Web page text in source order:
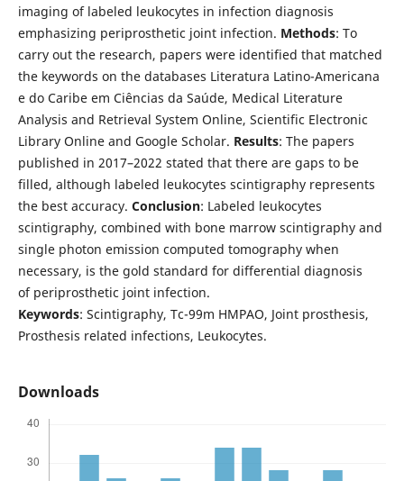
imaging of labeled leukocytes in infection diagnosis
emphasizing periprosthetic joint infection. Methods: To
carry out the research, papers were identified that matched
the keywords on the databases Literatura Latino-Americana
e do Caribe em Ciências da Saúde, Medical Literature
Analysis and Retrieval System Online, Scientific Electronic
Library Online and Google Scholar. Results: The papers
published in 2017–2022 stated that there are gaps to be
filled, although labeled leukocytes scintigraphy represents
the best accuracy. Conclusion: Labeled leukocytes
scintigraphy, combined with bone marrow scintigraphy and
single photon emission computed tomography when
necessary, is the gold standard for differential diagnosis
of periprosthetic joint infection.
Keywords: Scintigraphy, Tc-99m HMPAO, Joint prosthesis,
Prosthesis related infections, Leukocytes.
Downloads